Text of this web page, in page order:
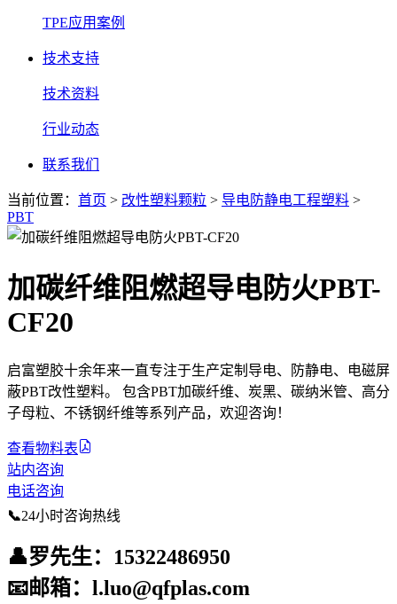
TPE应用案例
技术支持
技术资料
行业动态
联系我们
当前位置： 首页 > 改性塑料颗粒 > 导电防静电工程塑料 >
PBT
加碳纤维阻燃超导电防火PBT-
CF20
启富塑胶十余年来一直专注于生产定制导电、防静电、电磁屏
蔽PBT改性塑料。 包含PBT加碳纤维、炭黑、碳纳米管、高分
子母粒、不锈钢纤维等系列产品，欢迎咨询！
查看物料表
站内咨询
电话咨询
📞24小时咨询热线
👤罗先生：15322486950
📧邮箱：l.luo@qfplas.com